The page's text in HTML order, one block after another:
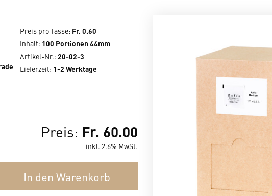
Preis pro Tasse: Fr. 0.60
Inhalt: 100 Portionen 44mm
Artikel-Nr.: 20-02-3
Lieferzeit: 1-2 Werktage
Preis: Fr. 60.00
inkl. 2.6% MwSt.
In den Warenkorb